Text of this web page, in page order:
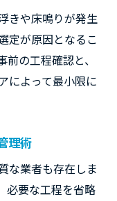
きや床鳴りが発生
定が原因となるこ
の工程確認と、
によって最小限に
理術
な業者も存在しま
必要な工程を省略